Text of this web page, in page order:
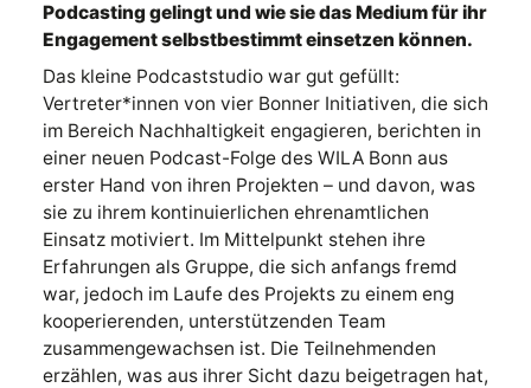
Podcasting gelingt und wie sie das Medium für ihr
Engagement selbstbestimmt einsetzen können.
Das kleine Podcaststudio war gut gefüllt:
Vertreter*innen von vier Bonner Initiativen, die sich
im Bereich Nachhaltigkeit engagieren, berichten in
einer neuen Podcast-Folge des WILA Bonn aus
erster Hand von ihren Projekten – und davon, was
sie zu ihrem kontinuierlichen ehrenamtlichen
Einsatz motiviert. Im Mittelpunkt stehen ihre
Erfahrungen als Gruppe, die sich anfangs fremd
war, jedoch im Laufe des Projekts zu einem eng
kooperierenden, unterstützenden Team
zusammengewachsen ist. Die Teilnehmenden
erzählen, was aus ihrer Sicht dazu beigetragen hat,